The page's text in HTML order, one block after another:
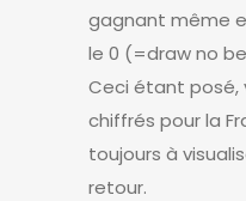
gagnant même
le 0 (=draw no
Ceci étant posé,
chiffrés pour la
toujours à
retour.